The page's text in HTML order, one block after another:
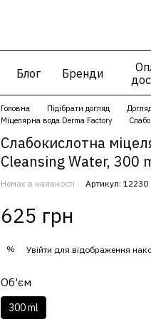
Блог Бренди
Головна Підібрати догляд
Міцелярна вода Derma Factory
Слабокислотна
Cleansing Water, 300
Немає в наявності Артикул: 12230
625 грн
% Увійти для відображення
Об'єм
300 ml